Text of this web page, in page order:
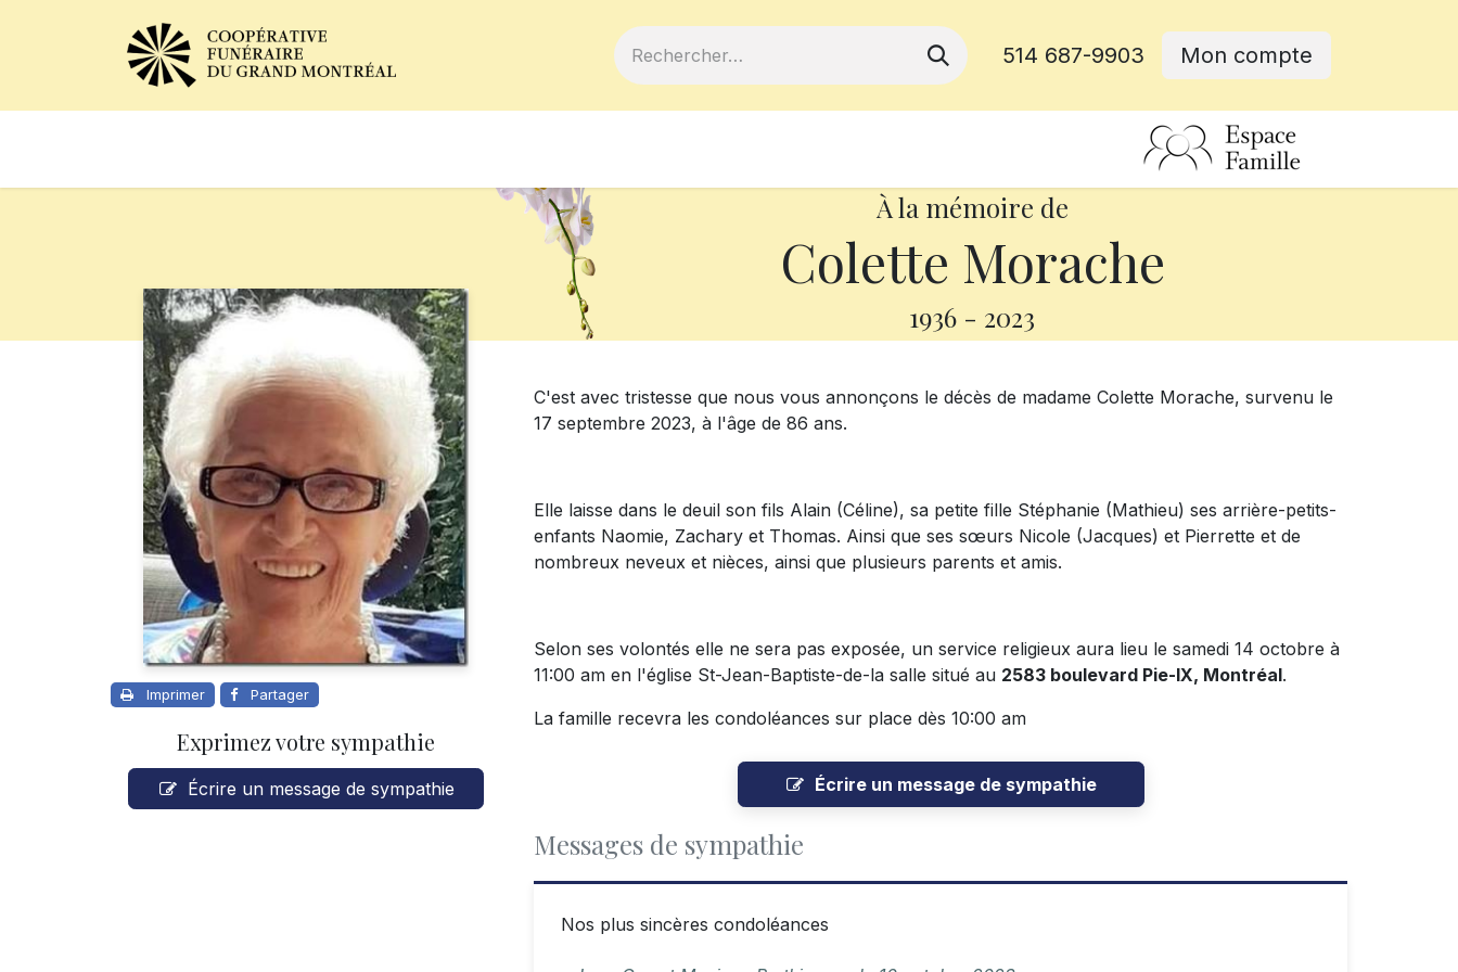
514 687-9903 Mon compte
À la mémoire de
Colette Morache
1936 - 2023
Imprimer Partager
Exprimez votre sympathie
Écrire un message de sympathie
C'est avec tristesse que nous vous annonçons le décès de madame Colette Morache, survenu le
17 septembre 2023, à l'âge de 86 ans.
Elle laisse dans le deuil son fils Alain (Céline), sa petite fille Stéphanie (Mathieu) ses arrière-petits-
enfants Naomie, Zachary et Thomas. Ainsi que ses sœurs Nicole (Jacques) et Pierrette et de
nombreux neveux et nièces, ainsi que plusieurs parents et amis.
Selon ses volontés elle ne sera pas exposée, un service religieux aura lieu le samedi 14 octobre à
11:00 am en l'église St-Jean-Baptiste-de-la salle situé au 2583 boulevard Pie-IX, Montréal.
La famille recevra les condoléances sur place dès 10:00 am
Écrire un message de sympathie
Messages de sympathie
Nos plus sincères condoléances